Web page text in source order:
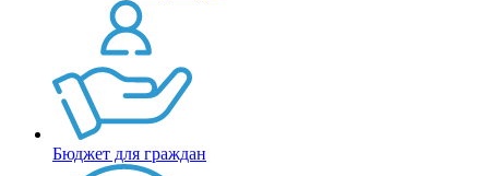
Бюджет для граждан